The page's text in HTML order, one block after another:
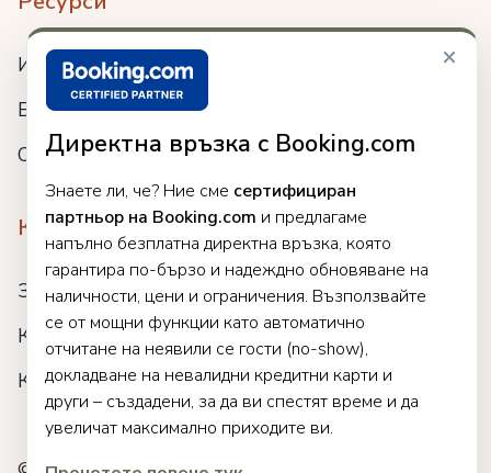
×
Директна връзка с Booking.com
Знаете ли, че? Ние сме сертифициран
партньор на Booking.com и предлагаме
напълно безплатна директна връзка, която
гарантира по-бързо и надеждно обновяване на
наличности, цени и ограничения. Възползвайте
се от мощни функции като автоматично
отчитане на неявили се гости (no-show),
докладване на невалидни кредитни карти и
други – създадени, за да ви спестят време и да
увеличат максимално приходите ви.
Интеграции
Блог
Събития
Компания
За нас
Кариери
Клиенти